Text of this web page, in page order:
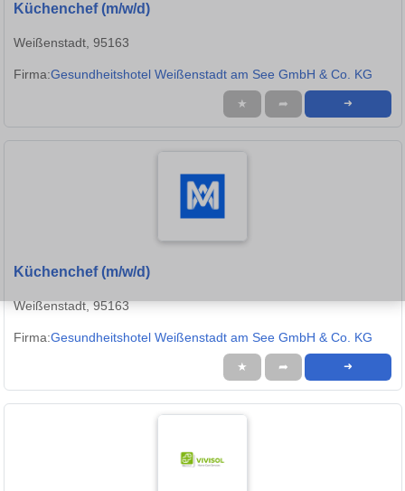
Küchenchef (m/w/d)
Weißenstadt, 95163
Firma:Gesundheitshotel Weißenstadt am See GmbH & Co. KG
★ ➦ ➜
Küchenchef (m/w/d)
Weißenstadt, 95163
Firma:Gesundheitshotel Weißenstadt am See GmbH & Co. KG
★ ➦ ➜